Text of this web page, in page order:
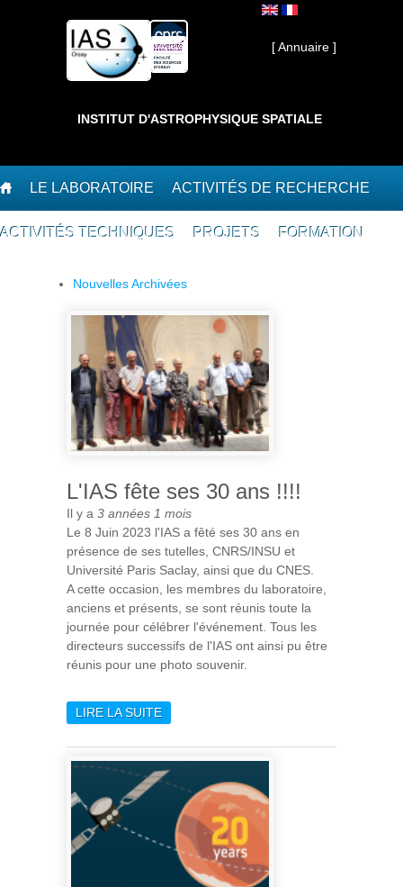
Interne ]
[ Annuaire ]
INSTITUT D'ASTROPHYSIQUE SPATIALE
LE LABORATOIRE ACTIVITÉS DE RECHERCHE
ACTIVITÉS TECHNIQUES PROJETS FORMATION
Nouvelles Archivées
L'IAS fête ses 30 ans !!!!
Il y a 3 années 1 mois
Le 8 Juin 2023 l'IAS a fêté ses 30 ans en
présence de ses tutelles, CNRS/INSU et
Université Paris Saclay, ainsi que du CNES.
A cette occasion, les membres du laboratoire,
anciens et présents, se sont réunis toute la
journée pour célébrer l'événement. Tous les
directeurs successifs de l'IAS ont ainsi pu être
réunis pour une photo souvenir.
LIRE LA SUITEDE L'IAS FÊTE SES 30 ANS